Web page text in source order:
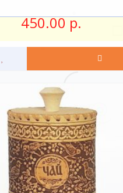
450.00 р.